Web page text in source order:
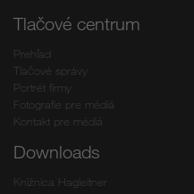
Tlačové centrum
Prehľad
Tlačové správy
Portrét firmy
Fotografie pre médiá
Kontakt pre médiá
Downloads
Knižnica Hagleitner